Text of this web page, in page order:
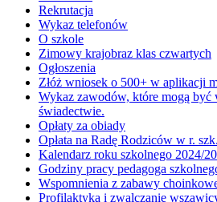
Rekrutacja
Wykaz telefonów
O szkole
Zimowy krajobraz klas czwartych
Ogłoszenia
Złóż wniosek o 500+ w aplikacji
Wykaz zawodów, które mogą być
świadectwie.
Opłaty za obiady
Opłata na Radę Rodziców w r.
Kalendarz roku szkolnego 2024/
Godziny pracy pedagoga
Wspomnienia z zabawy
Profilaktyka i zwalczanie